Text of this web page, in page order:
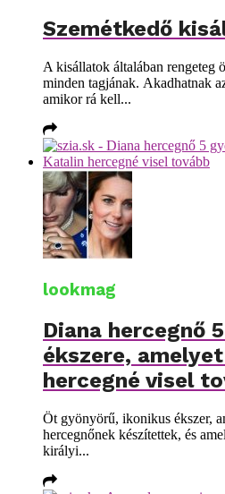
Szemétkedő
A kisállatok általában rengeteg
minden tagjának. Akadhatnak
amikor rá kell...
lookmag
Diana hercegnő
ékszere,
hercegné visel
Öt gyönyörű, ikonikus ékszer,
hercegnőnek készítettek, és
királyi...